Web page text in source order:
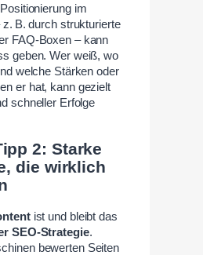
im
z. B. durch strukturierte
FAQ-Boxen – kann
geben. Wer weiß, wo
welche Stärken oder
er hat, kann gezielt
schneller Erfolge
2: Starke
die wirklich
ist und bleibt das
SEO-Strategie.
bewerten Seiten